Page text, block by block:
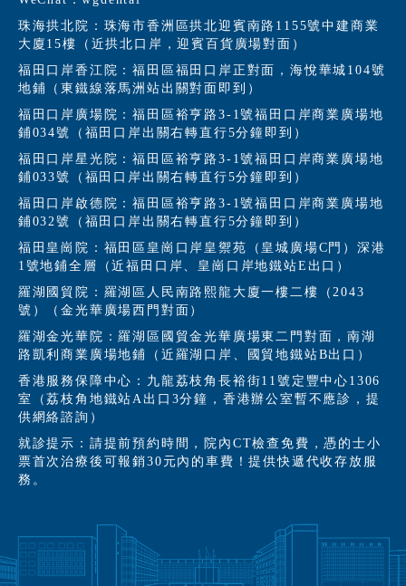
珠海拱北院：珠海市香洲區拱北迎賓南路1155號中建商業
大廈15樓（近拱北口岸，迎賓百貨廣場對面）
福田口岸香江院：福田區福田口岸正對面，海悅華城104號
地鋪（東鐵線落馬洲站出關對面即到）
福田口岸廣場院：福田區裕亨路3-1號福田口岸商業廣場地
鋪034號（福田口岸出關右轉直行5分鐘即到）
福田口岸星光院：福田區裕亨路3-1號福田口岸商業廣場地
鋪033號（福田口岸出關右轉直行5分鐘即到）
福田口岸啟德院：福田區裕亨路3-1號福田口岸商業廣場地
鋪032號（福田口岸出關右轉直行5分鐘即到）
福田皇崗院：福田區皇崗口岸皇禦苑（皇城廣場C門）深港
1號地鋪全層（近福田口岸、皇崗口岸地鐵站E出口）
羅湖國貿院：羅湖區人民南路熙龍大廈一樓二樓（2043
號）（金光華廣場西門對面）
羅湖金光華院：羅湖區國貿金光華廣場東二門對面，南湖
路凱利商業廣場地鋪（近羅湖口岸、國貿地鐵站B出口）
香港服務保障中心：九龍荔枝角長裕街11號定豐中心1306
室（荔枝角地鐵站A出口3分鐘，香港辦公室暫不應診，提
供網絡諮詢）
就診提示：請提前預約時間，院內CT檢查免費，憑的士小
票首次治療後可報銷30元內的車費！提供快遞代收存放服
務。